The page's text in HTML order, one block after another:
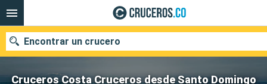
Cruceros Costa Cruceros desde Santo Domingo
Encontrar un crucero